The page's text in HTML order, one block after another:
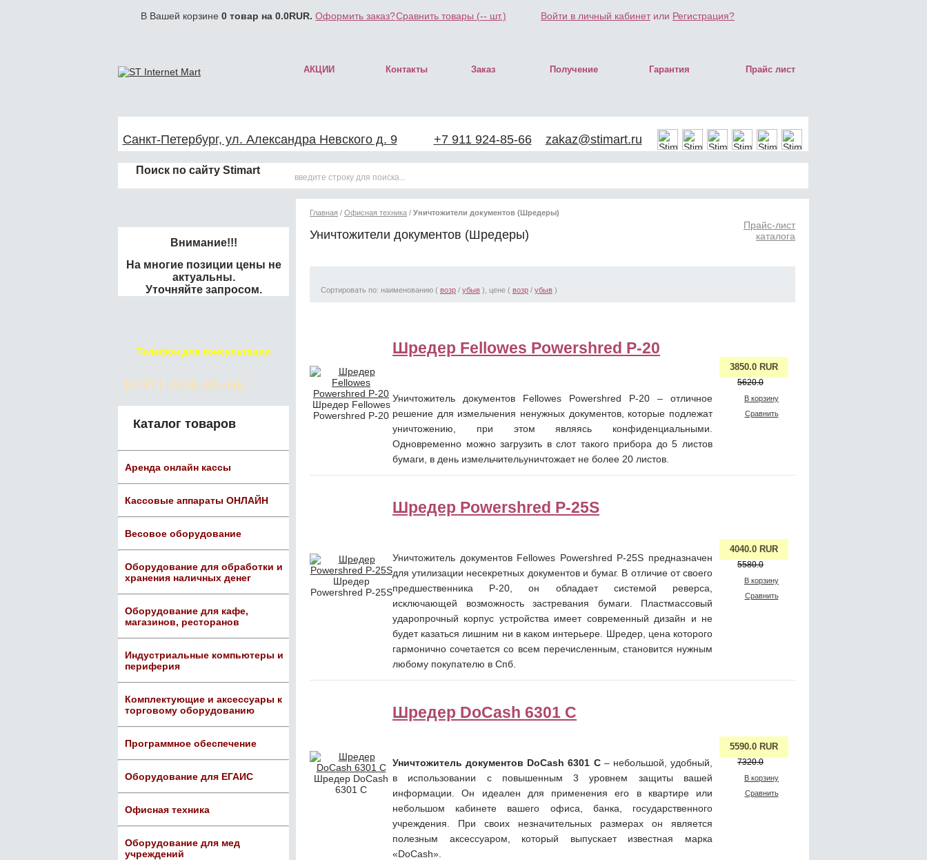
В Вашей корзине 0 товар на 0.0RUR. Оформить заказ?Сравнить товары (-- шт.) Войти в личный кабинетили Регистрация?
АКЦИИ Контакты Заказ Получение Гарантия Прайс лист
Санкт-Петербург, ул. Александра Невского д. 9 +7 911 924-85-66 zakaz@stimart.ru
Поиск по сайту Stimart
Внимание!!!
На многие позиции цены не
актуальны.
Уточняйте запросом.
Телефон для консультации
8-911-924-85-66
Каталог товаров
Аренда онлайн кассы
Кассовые аппараты ОНЛАЙН
Весовое оборудование
Оборудование для обработки и
хранения наличных денег
Оборудование для кафе,
магазинов, ресторанов
Индустриальные компьютеры и
периферия
Комплектующие и аксессуары к
торговому оборудованию
Программное обеспечение
Оборудование для ЕГАИС
Офисная техника
Оборудование для мед
учреждений
Главная / Офисная техника / Уничтожители документов (Шредеры)
Уничтожители документов (Шредеры)
Прайс-лист
каталога
Сортировать по: наименованию ( возр / убыв ), цене ( возр / убыв )
Шредер Fellowes
Powershred P-20
Шредер Fellowes Powershred P-20
Уничтожитель документов Fellowes Powershred P-20 – отличное
решение для измельчения ненужных документов, которые подлежат
уничтожению, при этом являясь конфиденциальными.
Одновременно можно загрузить в слот такого прибора до 5 листов
бумаги, в день измельчительуничтожает не более 20 листов.
3850.0 RUR
5620.0
В корзину
Сравнить
Шредер
Powershred P-25S
Шредер Powershred P-25S
Уничтожитель документов Fellowes Powershred P-25S предназначен
для утилизации несекретных документов и бумаг. В отличие от своего
предшественника P-20, он обладает системой реверса,
исключающей возможность застревания бумаги. Пластмассовый
ударопрочный корпус устройства имеет современный дизайн и не
будет казаться лишним ни в каком интерьере. Шредер, цена которого
гармонично сочетается со всем перечисленным, становится нужным
любому покупателю в Спб.
4040.0 RUR
5580.0
В корзину
Сравнить
Шредер DoCash
6301 С
Шредер DoCash 6301 С
Уничтожитель документов DoCash 6301 С– небольшой, удобный,
в использовании с повышенным 3 уровнем защиты вашей
информации. Он идеален для применения его в квартире или
небольшом кабинете вашего офиса, банка, государственного
учреждения. При своих незначительных размерах он является
полезным аксессуаром, который выпускает известная марка
«DoCash».
5590.0 RUR
7320.0
В корзину
Сравнить